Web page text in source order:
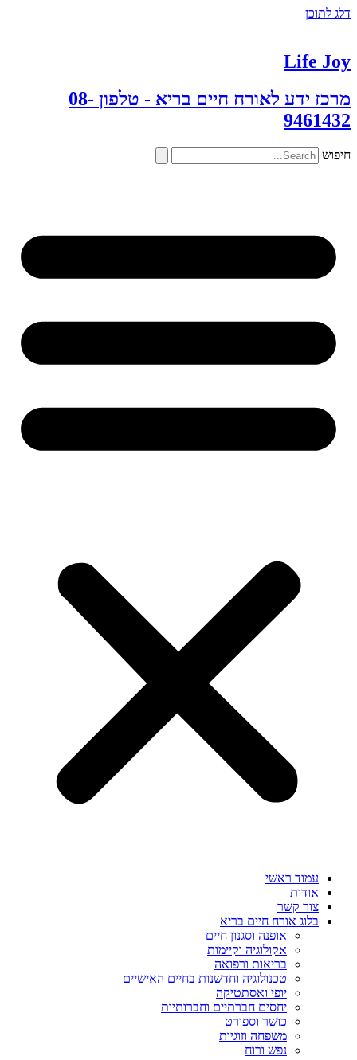
דלג לתוכן
Life Joy
מרכז ידע לאורח חיים בריא - טלפון 08-
9461432
חיפוש
עמוד ראשי
אודות
צור קשר
בלוג אורח חיים בריא
אופנה וסגנון חיים
אקולוגיה וקיימות
בריאות ורפואה
טכנולוגיה וחדשנות בחיים האישיים
יופי ואסתטיקה
יחסים חברתיים וחברותיות
כושר וספורט
משפחה וזוגיות
נפש ורוח